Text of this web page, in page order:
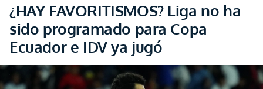
¿HAY FAVORITISMOS? Liga no ha
sido programado para Copa
Ecuador e IDV ya jugó